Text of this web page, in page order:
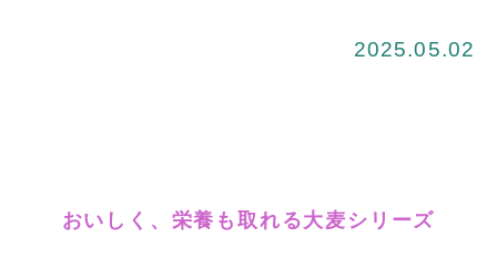
2025.05.02
おいしく、栄養も取れる大麦シリーズ